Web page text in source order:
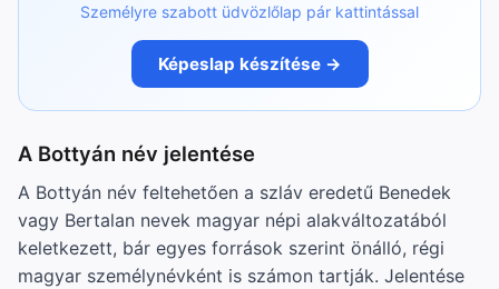
Személyre szabott üdvözlőlap pár kattintással
Képeslap készítése →
A Bottyán név jelentése
A Bottyán név feltehetően a szláv eredetű Benedek
vagy Bertalan nevek magyar népi alakváltozatából
keletkezett, bár egyes források szerint önálló, régi
magyar személynévként is számon tartják. Jelentése